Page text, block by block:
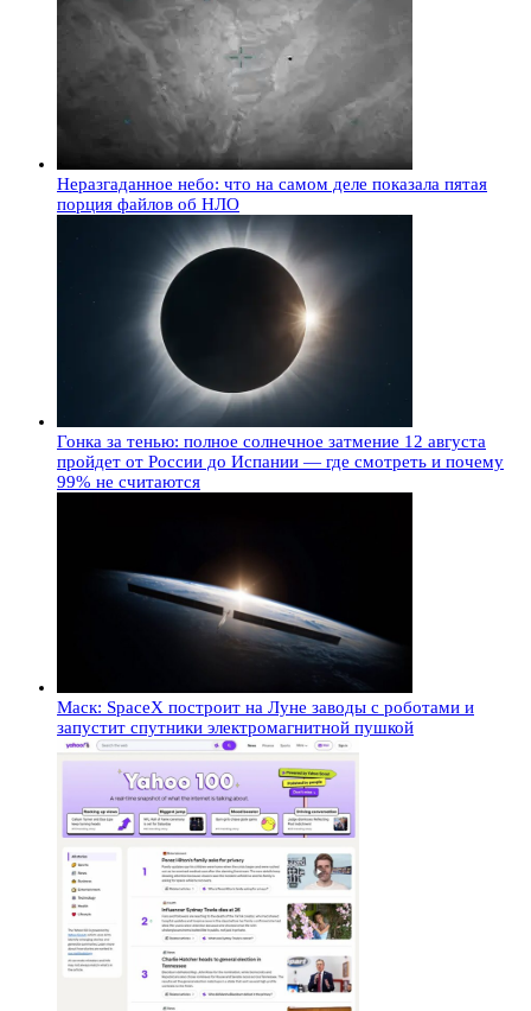
Неразгаданное небо: что на самом деле показала пятая
порция файлов об НЛО
Гонка за тенью: полное солнечное затмение 12 августа
пройдет от России до Испании — где смотреть и почему
99% не считаются
Маск: SpaceX построит на Луне заводы с роботами и
запустит спутники электромагнитной пушкой